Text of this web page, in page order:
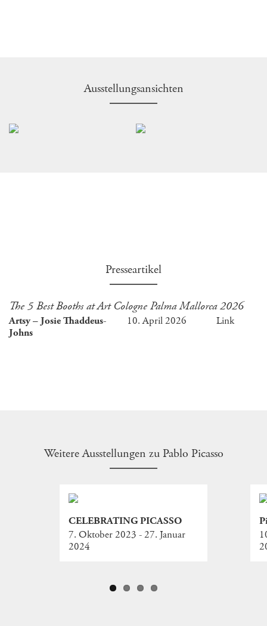
Ausstellungsansichten
Presseartikel
The 5 Best Booths at Art Cologne Palma Mallorca 2026
Artsy – Josie Thaddeus-
Johns
10. April 2026 Link
Weitere Ausstellungen zu Pablo Picasso
CELEBRATING PICASSO
7. Oktober 2023 - 27. Januar
2024